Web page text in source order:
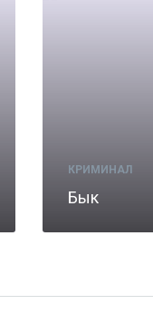
КРИМИНАЛ
Бык